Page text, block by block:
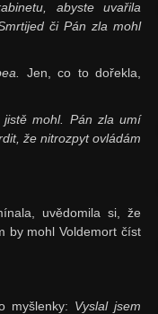
abyste uvařila
či Pán zla mohl
Jen, co to dořekla,
jistě mohl. Pán zla umí
že nitrozpyt ovládám
uvědomila si, že
by mohl Voldemort číst
myšlenky: Vyslal jsem